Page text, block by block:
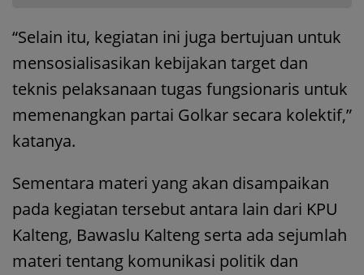
“Selain itu, kegiatan ini juga bertujuan untuk
mensosialisasikan kebijakan target dan
teknis pelaksanaan tugas fungsionaris untuk
memenangkan partai Golkar secara kolektif,”
katanya.
Sementara materi yang akan disampaikan
pada kegiatan tersebut antara lain dari KPU
Kalteng, Bawaslu Kalteng serta ada sejumlah
materi tentang komunikasi politik dan